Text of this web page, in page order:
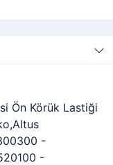
Ön Körük Lastiği
-
-